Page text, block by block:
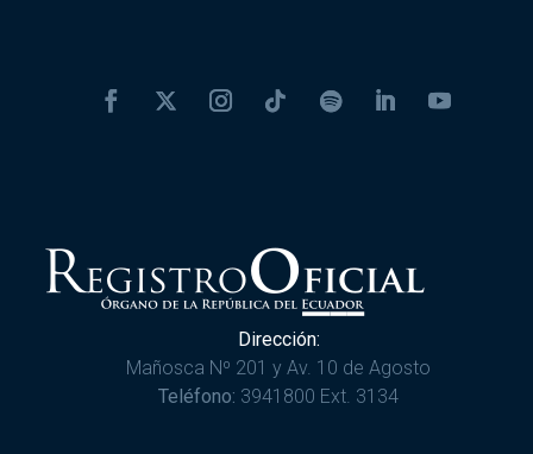
Dirección:
Mañosca Nº 201 y Av. 10 de Agosto
Teléfono: 3941800 Ext. 3134